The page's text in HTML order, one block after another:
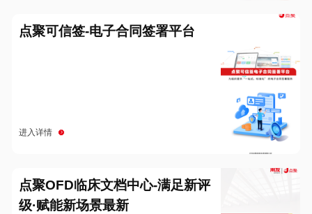
点聚可信签-电子合同签署平台
进入详情
点聚OFD临床文档中心-满足新评
级·赋能新场景最新